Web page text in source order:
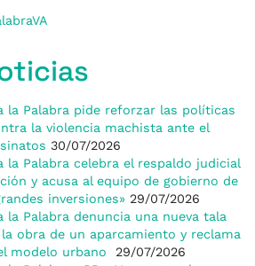
la Palabra pide reforzar las políticas
la violencia machista ante el
30/07/2026
la Palabra celebra el respaldo judicial
y acusa al equipo de gobierno de
inversiones» 29/07/2026
la Palabra denuncia una nueva tala
obra de un aparcamiento y reclama
modelo urbano
29/07/2026